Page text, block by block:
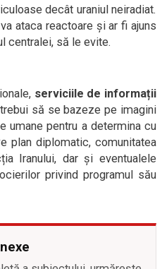
decât uraniul neiradiat.
ataca reactoare și ar fi ajuns
centralei, să le evite.
serviciile de informații
să se bazeze pe imagini
umane pentru a determina cu
plan diplomatic, comunitatea
Iranului, dar și eventualele
privind programul său